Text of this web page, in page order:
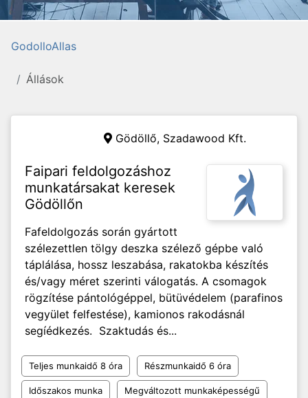
GodolloAllas
Állások
Gödöllő, Szadawood Kft.
Faipari feldolgozáshoz
munkatársakat keresek
Gödöllőn
Fafeldolgozás során gyártott
szélezettlen tölgy deszka szélező gépbe való
táplálása, hossz leszabása, rakatokba készítés
és/vagy méret szerinti válogatás. A csomagok
rögzítése pántológéppel, bütüvédelem (parafinos
vegyület felfestése), kamionos rakodásnál
segíédkezés. Szaktudás és...
Teljes munkaidő 8 óra Részmunkaidő 6 óra
Időszakos munka Megváltozott munkaképességű